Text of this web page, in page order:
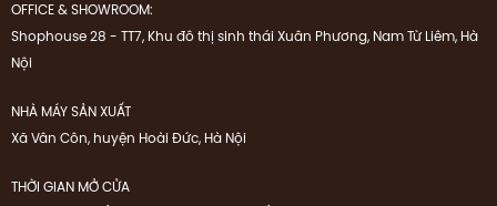
OFFICE & SHOWROOM:
Shophouse 28 - TT7, Khu đô thị sinh thái Xuân Phương, Nam Từ Liêm, Hà
Nội
NHÀ MÁY SẢN XUẤT
Xã Vân Côn, huyện Hoài Đức, Hà Nội
THỜI GIAN MỞ CỬA